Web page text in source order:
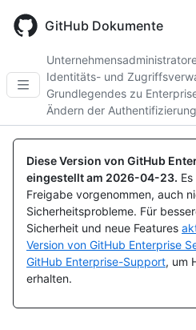
main
GitHub Dokumente
Identitäts- und
Grundlegendes zu
Ändern der
Diese Version von GitHub
eingestellt am 2026-04-23.
Freigabe vorgenommen, auch
Sicherheitsprobleme. Für
Sicherheit und neue Features
Version von GitHub Enterprise
GitHub Enterprise-Support, um
erhalten.